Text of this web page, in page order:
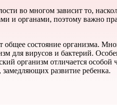
во многом зависит то,
и органами, поэтому важно
общее состояние организма.
для вирусов и бактерий.
организм отличается
развитие ребенка.